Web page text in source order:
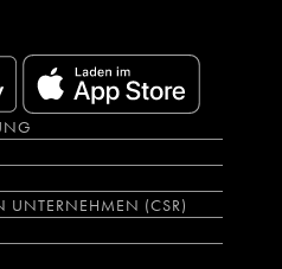
UNTERNEHMEN (CSR)